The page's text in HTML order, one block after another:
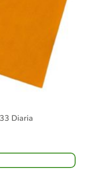
Diaria